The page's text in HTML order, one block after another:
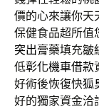
價的心來讓你天
保健食品超所值
突出膏藥填充皺
低彰化機車借款
好術後恢復快狐
好的獨家資金洽